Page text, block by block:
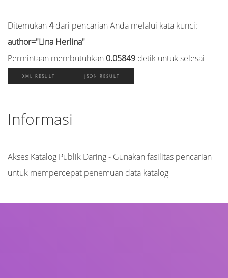
Ditemukan 4dari pencarian Anda melalui kata kunci:
author="Lina Herlina"
Permintaan membutuhkan 0.05849 detik untuk selesai
XML RESULT JSON RESULT
Informasi
Akses Katalog Publik Daring - Gunakan fasilitas pencarian
untuk mempercepat penemuan data katalog